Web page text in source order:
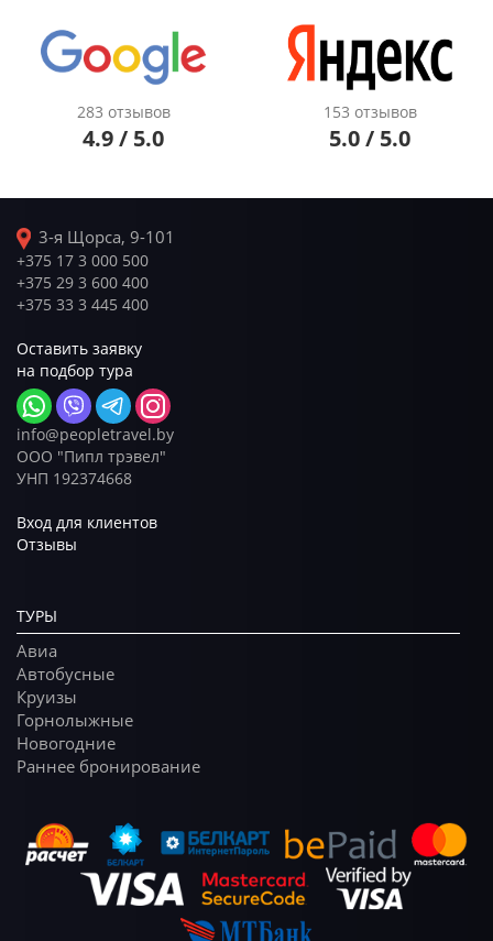
283 отзывов
4.9 / 5.0
153 отзывов
5.0 / 5.0
3-я Щорса, 9-101
+375 17 3 000 500
+375 29 3 600 400
+375 33 3 445 400
Оставить заявку
на подбор тура
info@peopletravel.by
ООО "Пипл трэвел"
УНП 192374668
Вход для клиентов
Отзывы
ТУРЫ
Авиа
Автобусные
Круизы
Горнолыжные
Новогодние
Раннее бронирование